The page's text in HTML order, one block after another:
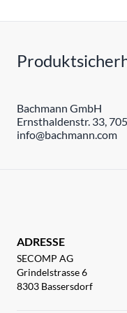
Bachmann GmbH
Ernsthaldenstr. 33,
info@bachmann.com
ADRESSE
SECOMP AG
Grindelstrasse 6
8303 Bassersdorf